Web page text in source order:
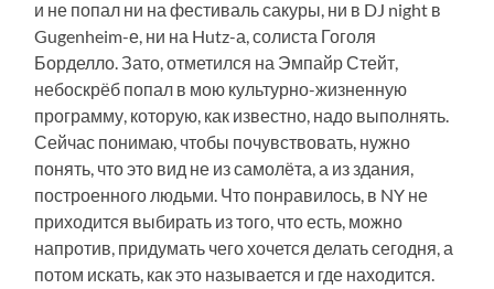
и не попал ни на фестиваль сакуры, ни в DJ night в
Gugenheim-е, ни на Hutz-а, солиста Гоголя
Борделло. Зато, отметился на Эмпайр Стейт,
небоскрёб попал в мою культурно-жизненную
программу, которую, как известно, надо выполнять.
Сейчас понимаю, чтобы почувствовать, нужно
понять, что это вид не из самолёта, а из здания,
построенного людьми. Что понравилось, в NY не
приходится выбирать из того, что есть, можно
напротив, придумать чего хочется делать сегодня, а
потом искать, как это называется и где находится.